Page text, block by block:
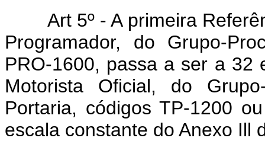
Art 5º - A primeira
Programador, do Grupo-
PRO-1600, passa a ser a 32
Motorista Oficial, do
Portaria, códigos TP-1200
escala constante do Anexo Ill